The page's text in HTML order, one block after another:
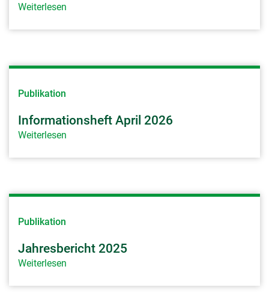
Weiterlesen
Publikation
Informationsheft April 2026
Weiterlesen
Publikation
Jahresbericht 2025
Weiterlesen